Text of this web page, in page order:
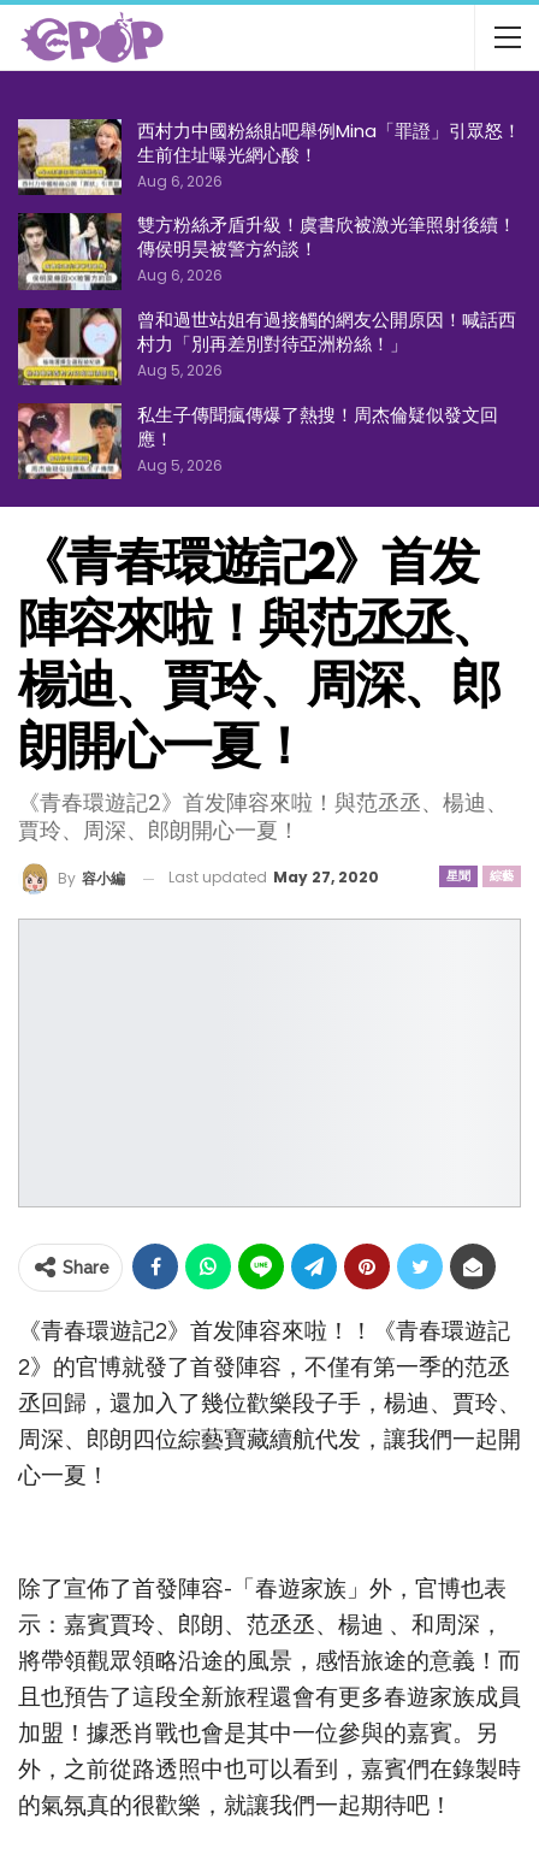
西村力中國粉絲貼吧舉例Mina「罪證」引眾怒！
生前住址曝光網心酸！
Aug 6, 2026
雙方粉絲矛盾升級！虞書欣被激光筆照射後續！
傳侯明昊被警方約談！
Aug 6, 2026
曾和過世站姐有過接觸的網友公開原因！喊話西
村力「別再差別對待亞洲粉絲！」
Aug 5, 2026
私生子傳聞瘋傳爆了熱搜！周杰倫疑似發文回
應！
Aug 5, 2026
《青春環遊記2》首发
陣容來啦！與范丞丞、
楊迪、賈玲、周深、郎
朗開心一夏！
《青春環遊記2》首发陣容來啦！與范丞丞、楊迪、
賈玲、周深、郎朗開心一夏！
星聞 綜藝
By 容小編 Last updated May 27, 2020
Share
《青春環遊記2》首发陣容來啦！！《青春環遊記
2》的官博就發了首發陣容，不僅有第一季的范丞
丞回歸，還加入了幾位歡樂段子手，楊迪、賈玲、
周深、郎朗四位綜藝寶藏續航代发，讓我們一起開
心一夏！
除了宣佈了首發陣容-「春遊家族」外，官博也表
示：嘉賓賈玲、郎朗、范丞丞、楊迪 、和周深，
將帶領觀眾領略沿途的風景，感悟旅途的意義！而
且也預告了這段全新旅程還會有更多春遊家族成員
加盟！據悉肖戰也會是其中一位參與的嘉賓。另
外，之前從路透照中也可以看到，嘉賓們在錄製時
的氣氛真的很歡樂，就讓我們一起期待吧！